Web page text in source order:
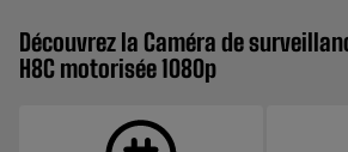
Découvrez la Caméra de
H8C motorisée 1080p